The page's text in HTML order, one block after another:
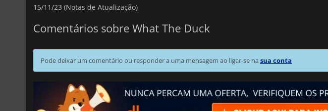
15/11/23 (Notas de Atualização)
Comentários sobre What The Duck
Pode deixar um comentário ou responder a uma mensagem ao ligar-se nasua conta